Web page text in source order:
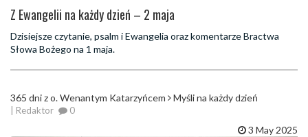
Z Ewangelii na każdy dzień – 2 maja
Dzisiejsze czytanie, psalm i Ewangelia oraz komentarze Bractwa
Słowa Bożego na 1 maja.
365 dni z o. Wenantym Katarzyńcem Myśli na każdy dzień
| Redaktor 0
3 May 2025